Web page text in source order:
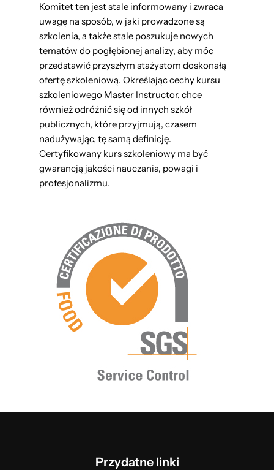
Komitet ten jest stale informowany i zwraca
uwagę na sposób, w jaki prowadzone są
szkolenia, a także stale poszukuje nowych
tematów do pogłębionej analizy, aby móc
przedstawić przyszłym stażystom doskonałą
ofertę szkoleniową. Określając cechy kursu
szkoleniowego Master Instructor, chce
również odróżnić się od innych szkół
publicznych, które przyjmują, czasem
nadużywając, tę samą definicję.
Certyfikowany kurs szkoleniowy ma być
gwarancją jakości nauczania, powagi i
profesjonalizmu.
Przydatne linki